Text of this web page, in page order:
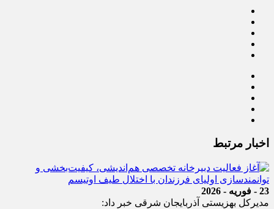
اخبار مرتبط
23 - فوریه - 2026
مدیرکل بهزیستی آذربایجان شرقی خبر داد: